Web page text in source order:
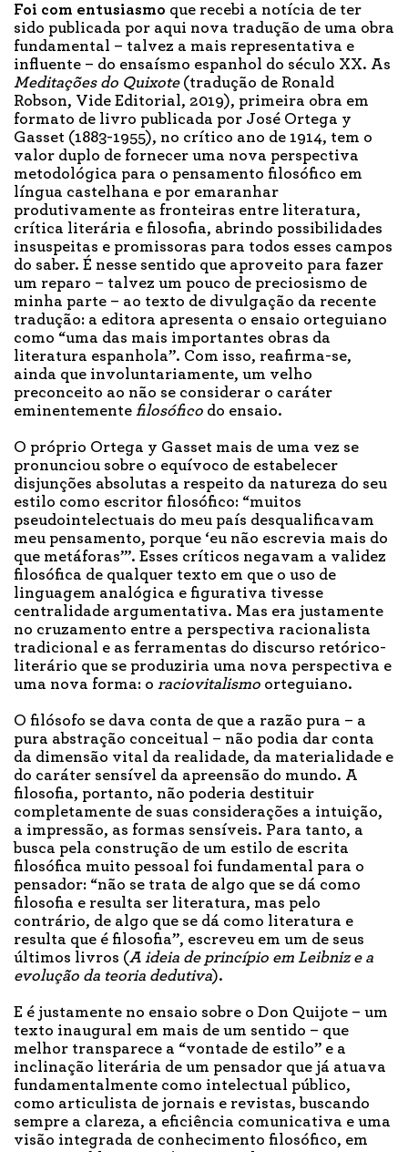
Foi com entusiasmo que recebi a notícia de ter
sido publicada por aqui nova tradução de uma obra
fundamental – talvez a mais representativa e
influente – do ensaísmo espanhol do século XX. As
Meditações do Quixote (tradução de Ronald
Robson, Vide Editorial, 2019), primeira obra em
formato de livro publicada por José Ortega y
Gasset (1883-1955), no crítico ano de 1914, tem o
valor duplo de fornecer uma nova perspectiva
metodológica para o pensamento filosófico em
língua castelhana e por emaranhar
produtivamente as fronteiras entre literatura,
crítica literária e filosofia, abrindo possibilidades
insuspeitas e promissoras para todos esses campos
do saber. É nesse sentido que aproveito para fazer
um reparo – talvez um pouco de preciosismo de
minha parte – ao texto de divulgação da recente
tradução: a editora apresenta o ensaio orteguiano
como “uma das mais importantes obras da
literatura espanhola”. Com isso, reafirma-se,
ainda que involuntariamente, um velho
preconceito ao não se considerar o caráter
eminentemente filosófico do ensaio.
O próprio Ortega y Gasset mais de uma vez se
pronunciou sobre o equívoco de estabelecer
disjunções absolutas a respeito da natureza do seu
estilo como escritor filosófico: “muitos
pseudointelectuais do meu país desqualificavam
meu pensamento, porque ‘eu não escrevia mais do
que metáforas’”. Esses críticos negavam a validez
filosófica de qualquer texto em que o uso de
linguagem analógica e figurativa tivesse
centralidade argumentativa. Mas era justamente
no cruzamento entre a perspectiva racionalista
tradicional e as ferramentas do discurso retórico-
literário que se produziria uma nova perspectiva e
uma nova forma: o raciovitalismo orteguiano.
O filósofo se dava conta de que a razão pura – a
pura abstração conceitual – não podia dar conta
da dimensão vital da realidade, da materialidade e
do caráter sensível da apreensão do mundo. A
filosofia, portanto, não poderia destituir
completamente de suas considerações a intuição,
a impressão, as formas sensíveis. Para tanto, a
busca pela construção de um estilo de escrita
filosófica muito pessoal foi fundamental para o
pensador: “não se trata de algo que se dá como
filosofia e resulta ser literatura, mas pelo
contrário, de algo que se dá como literatura e
resulta que é filosofia”, escreveu em um de seus
últimos livros (A ideia de princípio em Leibniz e a
evolução da teoria dedutiva).
E é justamente no ensaio sobre o Don Quijote – um
texto inaugural em mais de um sentido – que
melhor transparece a “vontade de estilo” e a
inclinação literária de um pensador que já atuava
fundamentalmente como intelectual público,
como articulista de jornais e revistas, buscando
sempre a clareza, a eficiência comunicativa e uma
visão integrada de conhecimento filosófico, em